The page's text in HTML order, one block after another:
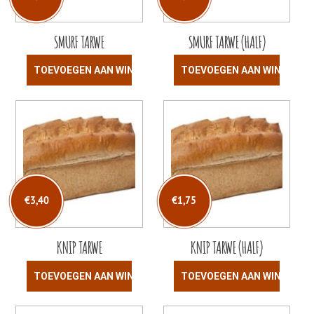
SMURF TARWE
TOEVOEGEN AAN WINKELWAGEN
SMURF TARWE (HALF)
TOEVOEGEN AAN
KNIP TARWE
€3,40
TOEVOEGEN AAN WINKELWAGEN
KNIP TARWE (HALF)
€1,75
TOEVOEGEN AAN